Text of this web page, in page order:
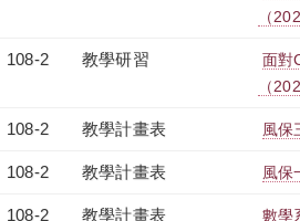
（
108-2 教學研習
面對
（
108-2 教學計畫表 風
108-2 教學計畫表 風
108-2 教學計畫表 數學